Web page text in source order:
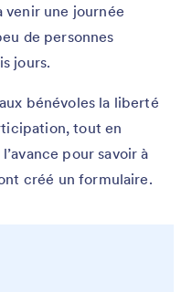
une journée
de personnes
jours.
bénévoles la liberté
tout en
pour savoir à
créé un formulaire.